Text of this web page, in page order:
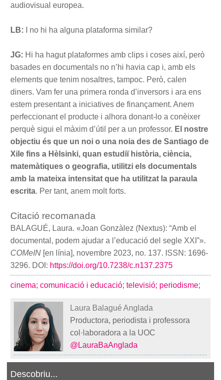
audiovisual europea.
LB: I no hi ha alguna plataforma similar?
JG: Hi ha hagut plataformes amb clips i coses així, però
basades en documentals no n’hi havia cap i, amb els
elements que tenim nosaltres, tampoc. Però, calen
diners. Vam fer una primera ronda d’inversors i ara ens
estem presentant a iniciatives de finançament. Anem
perfeccionant el producte i alhora donant-lo a conèixer
perquè sigui el màxim d’útil per a un professor. El nostre
objectiu és que un noi o una noia des de Santiago de
Xile fins a Hèlsinki, quan estudiï història, ciència,
matemàtiques o geografia, utilitzi els documentals
amb la mateixa intensitat que ha utilitzat la paraula
escrita. Per tant, anem molt forts.
Citació recomanada
BALAGUÉ, Laura. «Joan Gonzàlez (Nextus): “Amb el
documental, podem ajudar a l’educació del segle XXI”».
COMeIN [en línia], novembre 2023, no. 137. ISSN: 1696-
3296. DOI: https://doi.org/10.7238/c.n137.2375
cinema; comunicació i educació; televisió; periodisme;
Laura Balagué Anglada
Productora, periodista i professora
col·laboradora a la UOC
@LauraBaAnglada
Descobriu...